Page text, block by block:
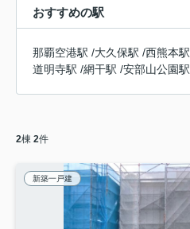
おすすめの駅
那覇空港駅 /大久保駅 /西熊本駅
道明寺駅 /網干駅 /安部山公園駅
2棟 2件
新築一戸建